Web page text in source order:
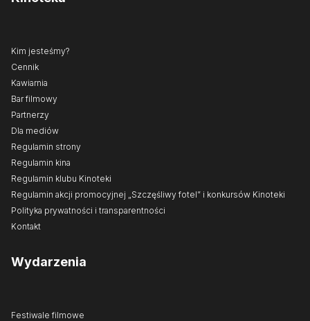
Kim jesteśmy?
Cennik
Kawiarnia
Bar filmowy
Partnerzy
Dla mediów
Regulamin strony
Regulamin kina
Regulamin klubu Kinoteki
Regulamin akcji promocyjnej „Szczęśliwy fotel” i konkursów Kinoteki
Polityka prywatności i transparentności
Kontakt
Wydarzenia
Festiwale filmowe